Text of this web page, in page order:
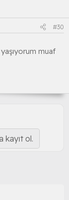
#30
muaf
kayıt ol.